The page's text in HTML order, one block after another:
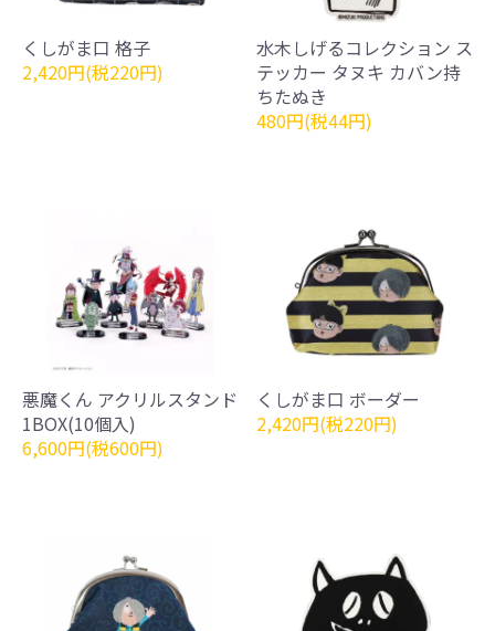
くしがま口 格子
2,420円(税220円)
水木しげるコレクション ス
テッカー タヌキ カバン持
ちたぬき
480円(税44円)
悪魔くん アクリルスタンド
1BOX(10個入)
6,600円(税600円)
くしがま口 ボーダー
2,420円(税220円)